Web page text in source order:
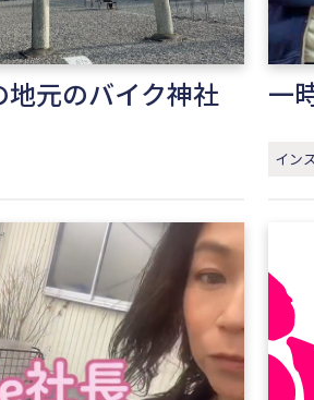
元のバイク神社 一
イン